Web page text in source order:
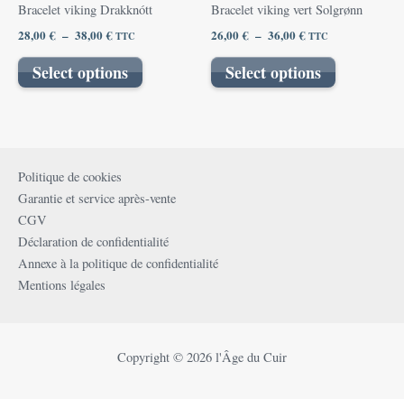
Bracelet viking Drakknótt
28,00€ – 38,00€TTC
Select options
choisies
sur
Bracelet viking vert Solgrønn
26,00€ – 36,00€TTC
Select options
peuvent
choisies
sur
Politique de cookies
Garantie et service après-vente
CGV
Déclaration de confidentialité
Annexe à la politique de confidentialité
Mentions légales
Copyright © 2026 l'Âge du Cuir